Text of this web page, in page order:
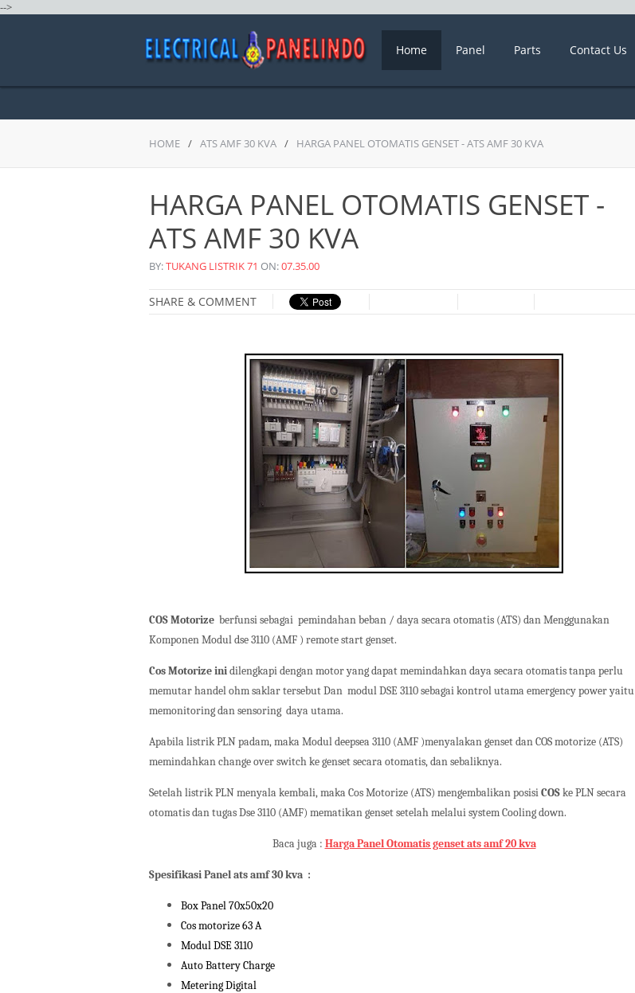
-->
Home Panel Parts Contact Us
HOME / ATS AMF 30 KVA / HARGA PANEL OTOMATIS GENSET - ATS AMF 30 KVA
HARGA PANEL OTOMATIS GENSET -
ATS AMF 30 KVA
BY:TUKANG LISTRIK 71 ON:07.35.00
SHARE & COMMENT
COS Motorize berfunsi sebagai pemindahan beban / daya secara otomatis (ATS) dan Menggunakan
Komponen Modul dse 3110 (AMF ) remote start genset.
Cos Motorize inidilengkapi dengan motor yang dapat memindahkan daya secara otomatis tanpa perlu
memutar handel ohm saklar tersebut Dan modul DSE 3110 sebagai kontrol utama emergency power yaitu
memonitoring dan sensoring daya utama.
Apabila listrik PLN padam, maka Modul deepsea 3110 (AMF )menyalakan genset dan COS motorize (ATS)
memindahkan change over switch ke genset secara otomatis, dan sebaliknya.
Setelah listrik PLN menyala kembali, maka Cos Motorize (ATS) mengembalikan posisiCOSke PLN secara
otomatis dan tugas Dse 3110 (AMF) mematikan genset setelah melalui system Cooling down.
Baca juga : Harga Panel Otomatis genset ats amf 20 kva
Spesifikasi Panel ats amf 30 kva :
Box Panel 70x50x20
Cos motorize 63 A
Modul DSE 3110
Auto Battery Charge
Metering Digital